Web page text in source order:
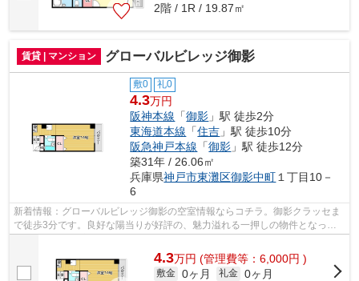
2階 / 1R / 19.87㎡
賃貸 | マンション グローバルビレッジ御影
敷0 礼0
4.3万円
阪神本線 「御影 」駅 徒歩2分
東海道本線 「住吉 」駅 徒歩10分
阪急神戸本線 「御影 」駅 徒歩12分
築31年 / 26.06㎡
兵庫県神戸市東灘区御影中町 １丁目10－
6
新着情報：グローバルビレッジ御影の空室情報ならコチラ。御影クラッセま
で徒歩3分です。良好な陽当りが好評の、魅力溢れる一押しの物件となって
4.3万円 (管理費等：6,000円 )
敷金 0ヶ月 礼金 0ヶ月